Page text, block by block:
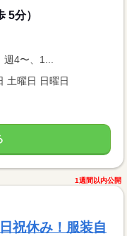
5分）
週4〜、1...
土曜日 日曜日
1週間以内公開
祝休み！服装自